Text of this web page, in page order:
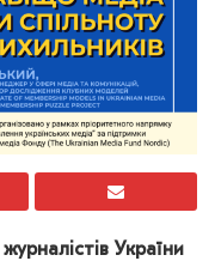
України